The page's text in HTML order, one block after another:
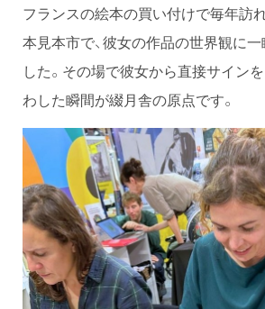
フランスの絵本の買い付けで毎年訪
本見本市で、彼女の作品の世界観に
した。その場で彼女から直接サイン
わした瞬間が綴月舎の原点です。